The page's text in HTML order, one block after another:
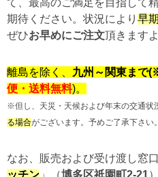
て、最高のご満足を目指して
期待ください。状況により 早
ぜひお早めにご注文頂きます
離島を除く、 九州～関東まで
便・送料無料)。
※但し、天災・天候および年末の交通状
る場合がございます。予めご了承下さい。
なお、販売および受け渡し窓